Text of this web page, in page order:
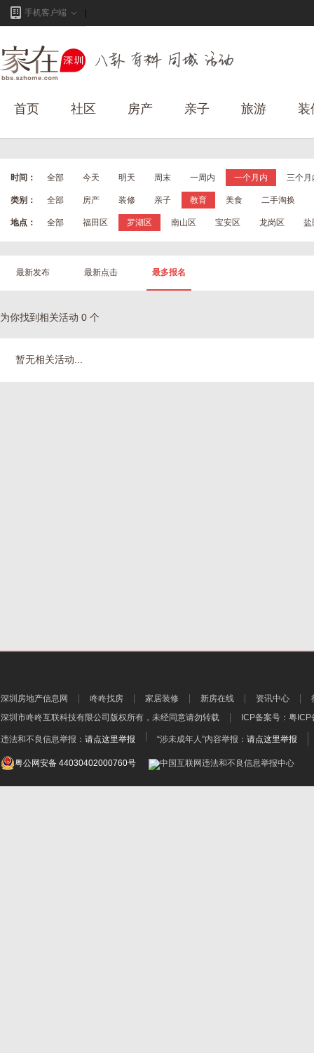
手机客户端
首页 社区 房产 亲子 旅游 装
时间： 全部 今天 明天 周末 一周内 一个月内 三个月
类别： 全部 房产 装修 亲子 教育 美食 二手淘换
地点： 全部 福田区 罗湖区 南山区 宝安区 龙岗区 盐
最新发布 最新点击 最多报名
为你找到相关活动 0 个
暂无相关活动...
深圳房地产信息网 咚咚找房 家居装修 新房在线 资讯中心
深圳市咚咚互联科技有限公司 版权所有，未经同意请勿转载 ICP备案号： 粤ICP
违法和不良信息举报： 请点这里举报 “涉未成年人”内容举报： 请点这里举报
粤公网安备 44030402000760号